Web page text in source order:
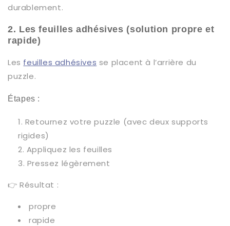
durablement.
2. Les feuilles adhésives (solution propre et
rapide)
Les feuilles adhésives se placent à l’arrière du
puzzle.
Étapes :
Retournez votre puzzle (avec deux supports
rigides)
Appliquez les feuilles
Pressez légèrement
👉 Résultat :
propre
rapide